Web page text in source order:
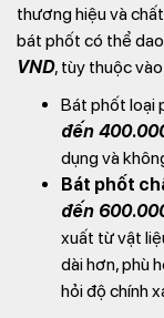
thương hiệu và
bát phốt có thể
VND, tùy thuộc
Bát phốt loại
đến
dụng và
Bát phốt
đến
xuất từ vật
dài hơn, phù
hỏi độ chính